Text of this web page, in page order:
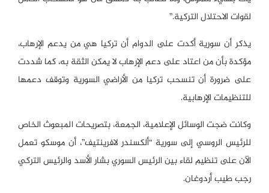
لقوات الاحتلال التركية.”
يذكر أن سورية أكدت على الدوام أن تركيا هي من يدعم الإرهاب،
مؤكدة بأن من اعتاد على دعم الإرهاب لا يمكن الثقة به، كما شددت
على ضرورة أن تنسحب تركيا من الأراضي السورية وتوقف دعمها
للتنظيمات الإرهابية.
وكانت ضجت الوسائل الإعلامية، الجمعة، بتصريحات المبعوث الخاص
للرئيس الروسي إلى سورية “ألكسندر لافرينتيف”، أن موسكو تعمل
الآن على تنظيم لقاء بين الرئيس السوري بشار الأسد والرئيس التركي
رجب طيب أردوغان.